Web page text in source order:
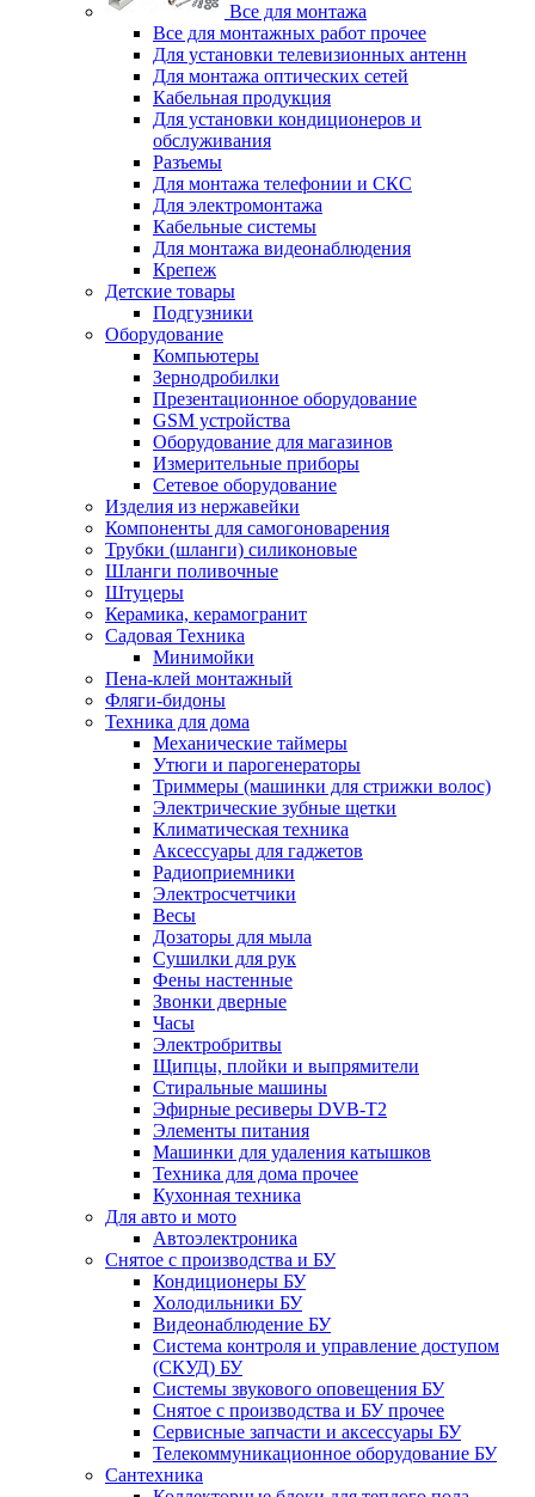
Все для монтажа
Все для монтажных работ прочее
Для установки телевизионных антенн
Для монтажа оптических сетей
Кабельная продукция
Для установки кондиционеров и
обслуживания
Разъемы
Для монтажа телефонии и СКС
Для электромонтажа
Кабельные системы
Для монтажа видеонаблюдения
Крепеж
Детские товары
Подгузники
Оборудование
Компьютеры
Зернодробилки
Презентационное оборудование
GSM устройства
Оборудование для магазинов
Измерительные приборы
Сетевое оборудование
Изделия из нержавейки
Компоненты для самогоноварения
Трубки (шланги) силиконовые
Шланги поливочные
Штуцеры
Керамика, керамогранит
Садовая Техника
Минимойки
Пена-клей монтажный
Фляги-бидоны
Техника для дома
Механические таймеры
Утюги и парогенераторы
Триммеры (машинки для стрижки волос)
Электрические зубные щетки
Климатическая техника
Аксессуары для гаджетов
Радиоприемники
Электросчетчики
Весы
Дозаторы для мыла
Сушилки для рук
Фены настенные
Звонки дверные
Часы
Электробритвы
Щипцы, плойки и выпрямители
Стиральные машины
Эфирные ресиверы DVB-T2
Элементы питания
Машинки для удаления катышков
Техника для дома прочее
Кухонная техника
Для авто и мото
Автоэлектроника
Снятое с производства и БУ
Кондиционеры БУ
Холодильники БУ
Видеонаблюдение БУ
Система контроля и управление доступом
(СКУД) БУ
Системы звукового оповещения БУ
Снятое с производства и БУ прочее
Сервисные запчасти и аксессуары БУ
Телекоммуникационное оборудование БУ
Сантехника